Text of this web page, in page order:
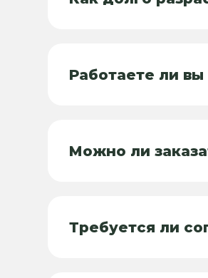
Работаете ли
Можно ли
Требуется ли